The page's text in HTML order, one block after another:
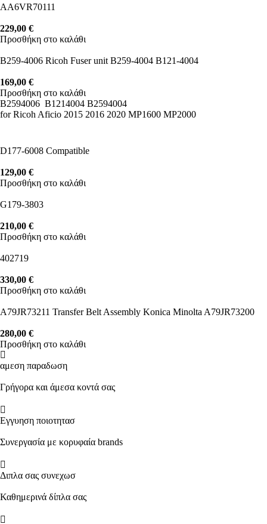
AA6VR70111
229,00 €
Προσθήκη στο καλάθι
B259-4006 Ricoh Fuser unit B259-4004 B121-4004
169,00 €
Προσθήκη στο καλάθι
B2594006 B1214004 B2594004
for Ricoh Aficio 2015 2016 2020 MP1600 MP2000
D177-6008 Compatible
129,00 €
Προσθήκη στο καλάθι
G179-3803
210,00 €
Προσθήκη στο καλάθι
402719
330,00 €
Προσθήκη στο καλάθι
A79JR73211 Transfer Belt Assembly Konica Minolta A79JR73200
280,00 €
Προσθήκη στο καλάθι
αμεση παραδωση
Γρήγορα και άμεσα κοντά σας
Εγγυηση ποιοτητασ
Συνεργασία με κορυφαία brands
Διπλα σας συνεχωσ
Καθημερινά δίπλα σας